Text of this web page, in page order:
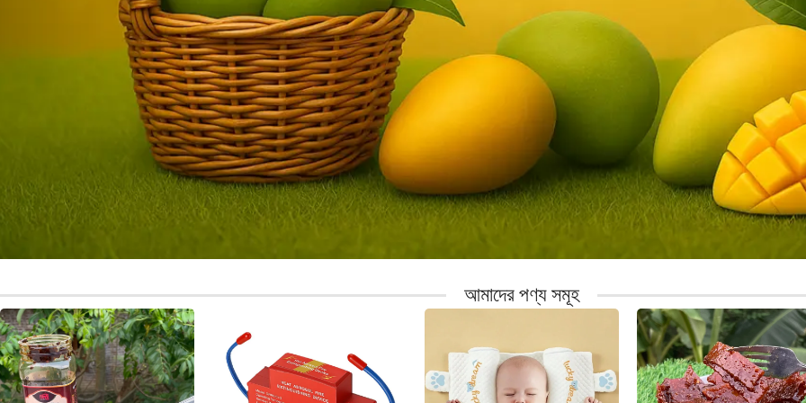
আমাদের পণ্য সমূহ